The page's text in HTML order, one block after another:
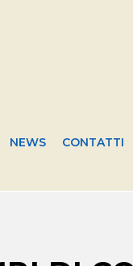
NEWS CONTATTI